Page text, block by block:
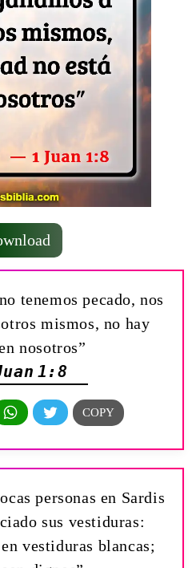
tenemos pecado, nos
mismos, no hay
nosotros”
1:8
personas en Sardis
sus vestiduras:
vestiduras blancas;